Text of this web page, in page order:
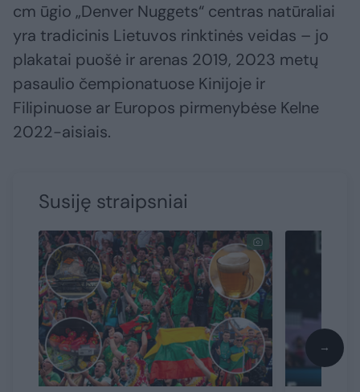
cm ūgio „Denver Nuggets“ centras natūraliai
yra tradicinis Lietuvos rinktinės veidas – jo
plakatai puošė ir arenas 2019, 2023 metų
pasaulio čempionatuose Kinijoje ir
Filipinuose ar Europos pirmenybėse Kelne
2022-aisiais.
Susiję straipsniai
→